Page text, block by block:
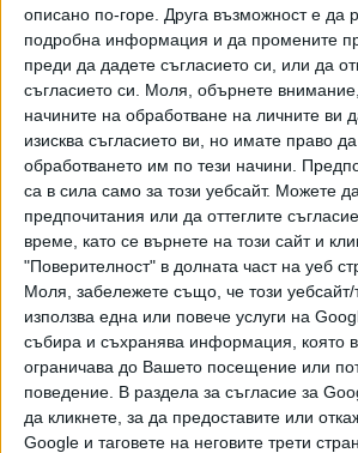
описано по-горе. Друга възможност е да
подробна информация и да промените
преди да дадете съгласието си, или да
съгласието си.
Моля, обърнете внимание,
начините на обработване на личните ви
изисква съгласието ви, но имате право
обработването им по тези начини.
са в сила само за този уебсайт. Можете
предпочитания или да оттеглите
време, като се върнете на този сайт и
"Поверителност" в долната част на уеб
Моля, забележете също, че този
използва една или повече услуги на
събира и съхранява информация, която
ограничава до Вашето посещение или
поведение. В раздела за съгласие за
да кликнете, за да предоставите или
Google и таговете на неговите трети
Двукратната параолимпийска
2008 и Лондон 2012) по хвърляне на
не успя да спечели третия си медал.
спортистка от Севлиево се класира
F57 (хора с увреждания на
в седнало положение), след като в
постигна 30.59 м - най-добър
сезона.